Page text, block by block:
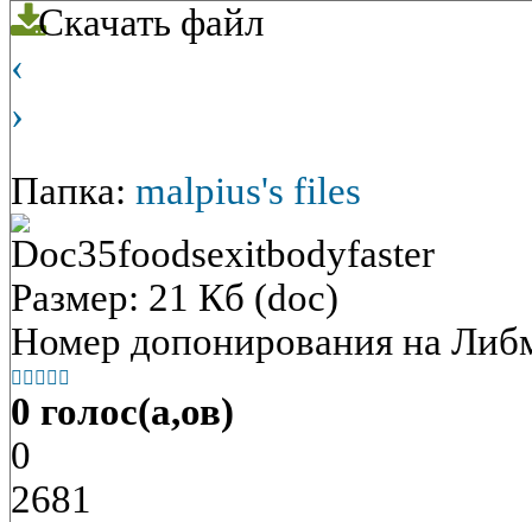
Скачать файл
‹
›
Папка: malpius's files
Doc35foodsexitbodyfaster
Размер: 21 Кб (doc)
Номер допонирования на
    
0 голос(а,ов)
0
2681